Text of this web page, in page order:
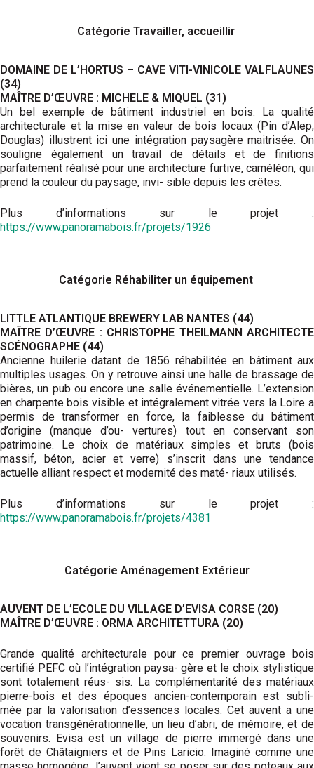
Catégorie Travailler, accueillir
DOMAINE DE L’HORTUS – CAVE VITI-VINICOLE VALFLAUNES
(34)
MAÎTRE D’ŒUVRE : MICHELE & MIQUEL (31)
Un bel exemple de bâtiment industriel en bois. La qualité
architecturale et la mise en valeur de bois locaux (Pin d’Alep,
Douglas) illustrent ici une intégration paysagère maitrisée. On
souligne également un travail de détails et de finitions
parfaitement réalisé pour une architecture furtive, caméléon, qui
prend la couleur du paysage, invi- sible depuis les crêtes.
Plus d’informations sur le projet :
https://www.panoramabois.fr/projets/1926
Catégorie Réhabiliter un équipement
LITTLE ATLANTIQUE BREWERY LAB NANTES (44)
MAÎTRE D’ŒUVRE : CHRISTOPHE THEILMANN ARCHITECTE
SCÉNOGRAPHE (44)
Ancienne huilerie datant de 1856 réhabilitée en bâtiment aux
multiples usages. On y retrouve ainsi une halle de brassage de
bières, un pub ou encore une salle événementielle. L’extension
en charpente bois visible et intégralement vitrée vers la Loire a
permis de transformer en force, la faiblesse du bâtiment
d’origine (manque d’ou- vertures) tout en conservant son
patrimoine. Le choix de matériaux simples et bruts (bois
massif, béton, acier et verre) s’inscrit dans une tendance
actuelle alliant respect et modernité des maté- riaux utilisés.
Plus d’informations sur le projet :
https://www.panoramabois.fr/projets/4381
Catégorie Aménagement Extérieur
AUVENT DE L’ECOLE DU VILLAGE D’EVISA CORSE (20)
MAÎTRE D’ŒUVRE : ORMA ARCHITETTURA (20)
Grande qualité architecturale pour ce premier ouvrage bois
certifié PEFC où l’intégration paysa- gère et le choix stylistique
sont totalement réus- sis. La complémentarité des matériaux
pierre-bois et des époques ancien-contemporain est subli-
mée par la valorisation d’essences locales. Cet auvent a une
vocation transgénérationnelle, un lieu d’abri, de mémoire, et de
souvenirs. Evisa est un village de pierre immergé dans une
forêt de Châtaigniers et de Pins Laricio. Imaginé comme une